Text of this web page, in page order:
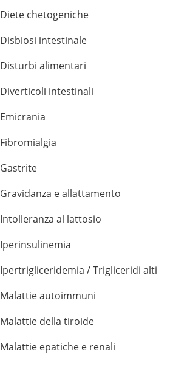
Diete chetogeniche
Disbiosi intestinale
Disturbi alimentari
Diverticoli intestinali
Emicrania
Fibromialgia
Gastrite
Gravidanza e allattamento
Intolleranza al lattosio
Iperinsulinemia
Ipertrigliceridemia / Trigliceridi alti
Malattie autoimmuni
Malattie della tiroide
Malattie epatiche e renali